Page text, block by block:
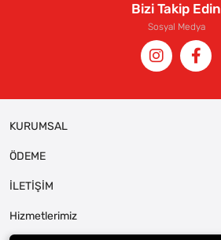
Bizi Takip Edin
Sosyal Medya
KURUMSAL
ÖDEME
İLETİŞİM
Hizmetlerimiz